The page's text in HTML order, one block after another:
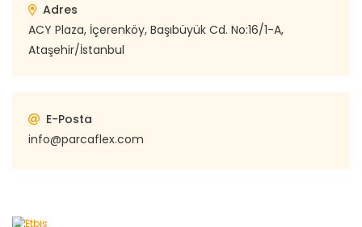
Adres
ACY Plaza, İçerenköy, Başıbüyük Cd. No:16/1-A,
Ataşehir/İstanbul
E-Posta
info@parcaflex.com